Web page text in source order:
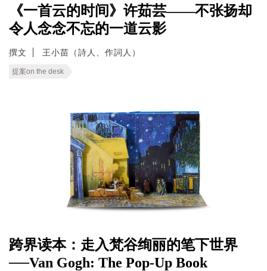
《一首云的时间》许茹芸——不张扬却
令人念念不忘的一道云影
撰文 王小苗（詩人、作詞人）
提案on the desk
跨界读本：走入梵谷绚丽的笔下世界
──Van Gogh: The Pop-Up Book